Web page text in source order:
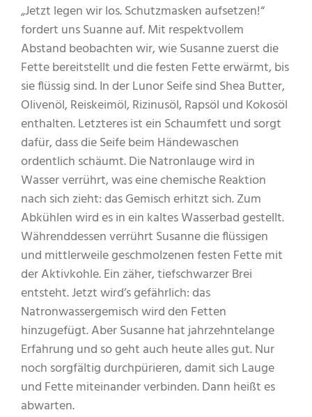
„Jetzt legen wir los. Schutzmasken aufsetzen!“
fordert uns Suanne auf. Mit respektvollem
Abstand beobachten wir, wie Susanne zuerst die
Fette bereitstellt und die festen Fette erwärmt, bis
sie flüssig sind. In der Lunor Seife sind Shea Butter,
Olivenöl, Reiskeimöl, Rizinusöl, Rapsöl und Kokosöl
enthalten. Letzteres ist ein Schaumfett und sorgt
dafür, dass die Seife beim Händewaschen
ordentlich schäumt. Die Natronlauge wird in
Wasser verrührt, was eine chemische Reaktion
nach sich zieht: das Gemisch erhitzt sich. Zum
Abkühlen wird es in ein kaltes Wasserbad gestellt.
Währenddessen verrührt Susanne die flüssigen
und mittlerweile geschmolzenen festen Fette mit
der Aktivkohle. Ein zäher, tiefschwarzer Brei
entsteht. Jetzt wird’s gefährlich: das
Natronwassergemisch wird den Fetten
hinzugefügt. Aber Susanne hat jahrzehntelange
Erfahrung und so geht auch heute alles gut. Nur
noch sorgfältig durchpürieren, damit sich Lauge
und Fette miteinander verbinden. Dann heißt es
abwarten.